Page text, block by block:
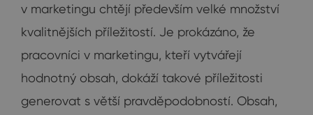
v marketingu chtějí především velké množství
kvalitnějších příležitostí. Je prokázáno, že
pracovníci v marketingu, kteří vytvářejí
hodnotný obsah, dokáží takové příležitosti
generovat s větší pravděpodobností. Obsah,